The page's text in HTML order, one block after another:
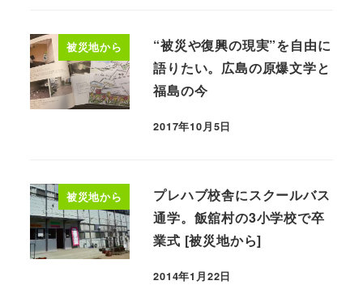
被災地から
“被災や復興の現実”を自由に
語りたい。広島の原爆文学と
福島の今
2017年10月5日
被災地から
プレハブ校舎にスクールバス
通学。飯舘村の3小学校で卒
業式 [被災地から]
2014年1月22日